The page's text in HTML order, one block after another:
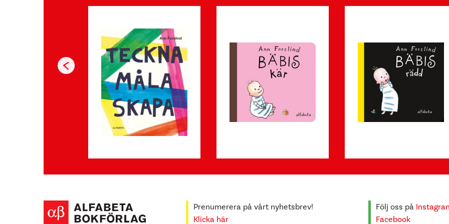
Prenumerera på vårt nyhetsbrev!
Klicka här
Följ oss på
Facebook